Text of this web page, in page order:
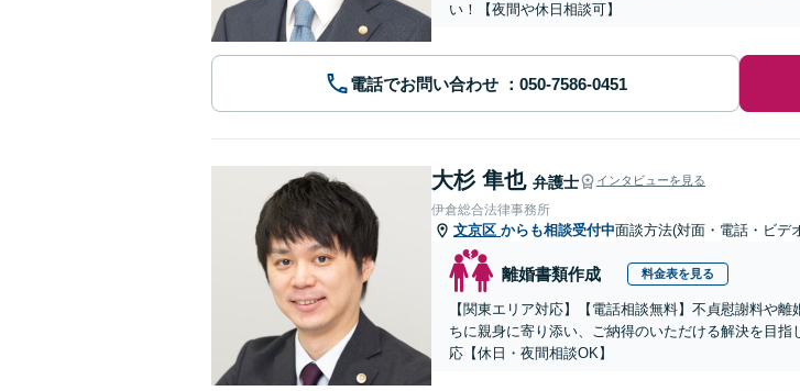
い！【夜間や休日相談可】
電話でお問い合わせ
大杉 隼也 弁護士 インタビューを見る
伊倉総合法律事務所
文京区 からも相談受付中面談方法(対面・電話・ビデ
離婚書類作成 料金表を見る
【関東エリア対応】【電話相談無料】不貞慰謝料や
ちに親身に寄り添い、ご納得のいただける解決を目
応【休日・夜間相談OK】